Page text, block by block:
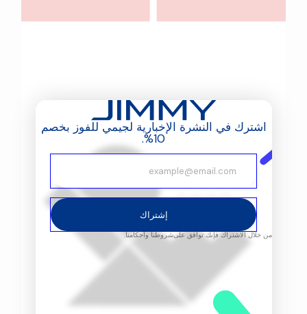
اشترك في النشرة الإخبارية لجيمي للفوز بخصم
10%.
إشتراك
من خلال الاشتراك فإنك توافق علىشروطنا وأحكامنا.